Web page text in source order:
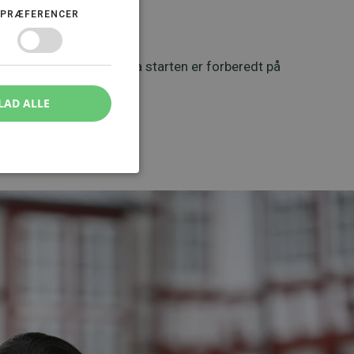
hele forløbet.
som muligt, så du fra starten er forberedt på
PRÆFERENCER
ALLE